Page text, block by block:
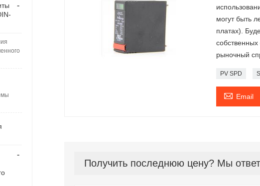
могут быть
платах).
собственных
рыночный
PV SPD
 Email
Получить последнюю цену? Мы
-
-